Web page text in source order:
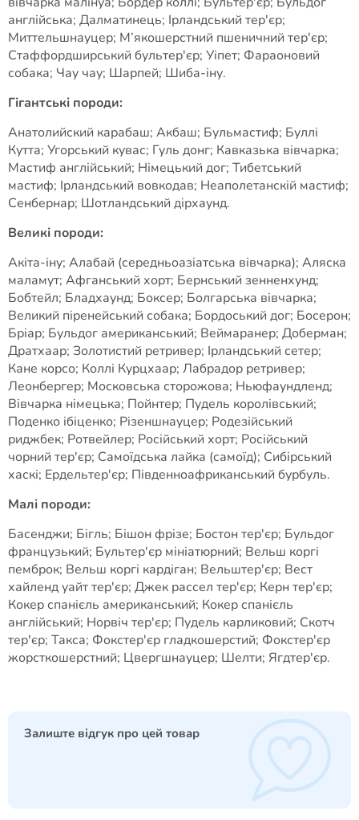
англійська; Далматинець; Ірландський тер'єр;
Миттельшнауцер; М’якошерстний пшеничний тер'єр;
Стаффордширський бультер'єр; Уіпет; Фараоновий
собака; Чау чау; Шарпей; Шиба-іну.
Гігантські породи:
Анатолийский карабаш; Акбаш; Бульмастиф; Буллі
Кутта; Угорський кувас; Гуль донг; Кавказька вівчарка;
Мастиф англійський; Німецький дог; Тибетський
мастиф; Ірландський вовкодав; Неаполетанскій мастиф;
Сенбернар; Шотландський дірхаунд.
Великі породи:
Акіта-іну; Алабай (середньоазіатська вівчарка); Аляска
маламут; Афганський хорт; Бернський зенненхунд;
Бобтейл; Бладхаунд; Боксер; Болгарська вівчарка;
Великий піренейський собака; Бордоський дог; Босерон;
Бріар; Бульдог американський; Веймаранер; Доберман;
Дратхаар; Золотистий ретривер; Ірландський сетер;
Кане корсо; Коллі Курцхаар; Лабрадор ретривер;
Леонбергер; Московська сторожова; Ньюфаундленд;
Вівчарка німецька; Пойнтер; Пудель королівський;
Поденко ібіценко; Різеншнауцер; Родезійський
риджбек; Ротвейлер; Російський хорт; Російський
чорний тер'єр; Самоїдська лайка (самоїд); Сибірський
хаскі; Ердельтер'єр; Південноафриканський бурбуль.
Малі породи:
Басенджи; Бігль; Бішон фрізе; Бостон тер'єр; Бульдог
французький; Бультер'єр мініатюрний; Вельш коргі
пемброк; Вельш коргі кардіган; Вельштер'єр; Вест
хайленд уайт тер'єр; Джек рассел тер'єр; Керн тер'єр;
Кокер спанієль американський; Кокер спанієль
англійський; Норвіч тер'єр; Пудель карликовий; Скотч
тер'єр; Такса; Фокстер'єр гладкошерстий; Фокстер'єр
жорсткошерстний; Цвергшнауцер; Шелти; Ягдтер'єр.
Залиште відгук про цей товар